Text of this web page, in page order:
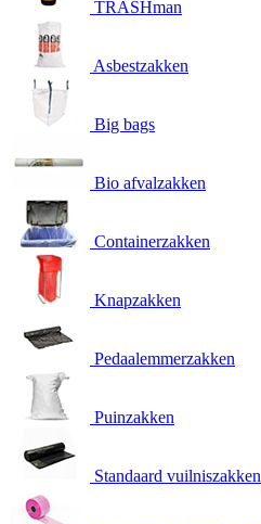
TRASHman
Asbestzakken
Big bags
Bio afvalzakken
Containerzakken
Knapzakken
Pedaalemmerzakken
Puinzakken
Standaard vuilniszakken